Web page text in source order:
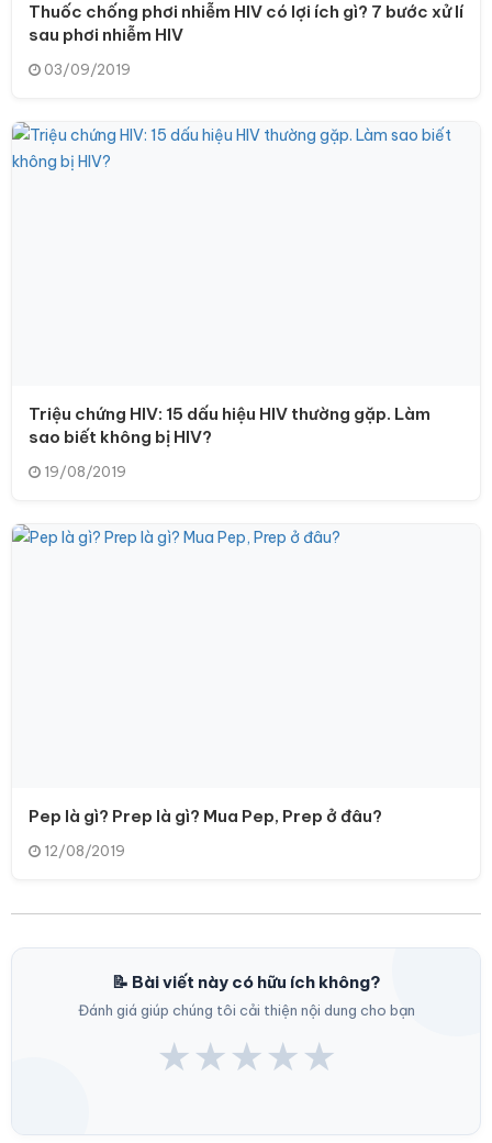
Thuốc chống phơi nhiễm HIV có lợi ích gì? 7 bước xử lí
sau phơi nhiễm HIV
03/09/2019
Triệu chứng HIV: 15 dấu hiệu HIV thường gặp. Làm
sao biết không bị HIV?
19/08/2019
Pep là gì? Prep là gì? Mua Pep, Prep ở đâu?
12/08/2019
📝 Bài viết này có hữu ích không?
Đánh giá giúp chúng tôi cải thiện nội dung cho bạn
★★★★★